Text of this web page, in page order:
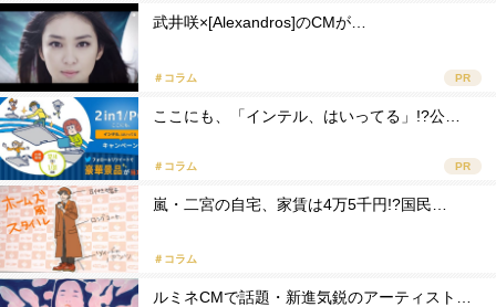
武井咲×[Alexandros]のCMが…
＃コラム PR
ここにも、「インテル、はいってる」!?公…
＃コラム PR
嵐・二宮の自宅、家賃は4万5千円!?国民…
＃コラム
ルミネCMで話題・新進気鋭のアーティスト…